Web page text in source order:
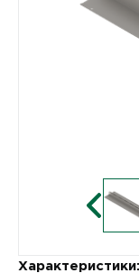
Характеристики: